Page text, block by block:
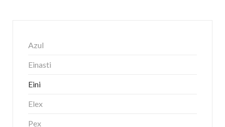
Azul
Einasti
Eini
Elex
Pex